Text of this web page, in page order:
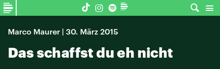
Marco Maurer | 30. März 2015
Das schaffst du eh nicht